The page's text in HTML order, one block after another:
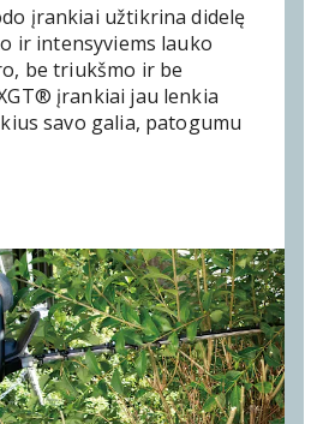
įrankiai užtikrina didelę
ir intensyviems lauko
be triukšmo ir be
įrankiai jau lenkia
savo galia, patogumu